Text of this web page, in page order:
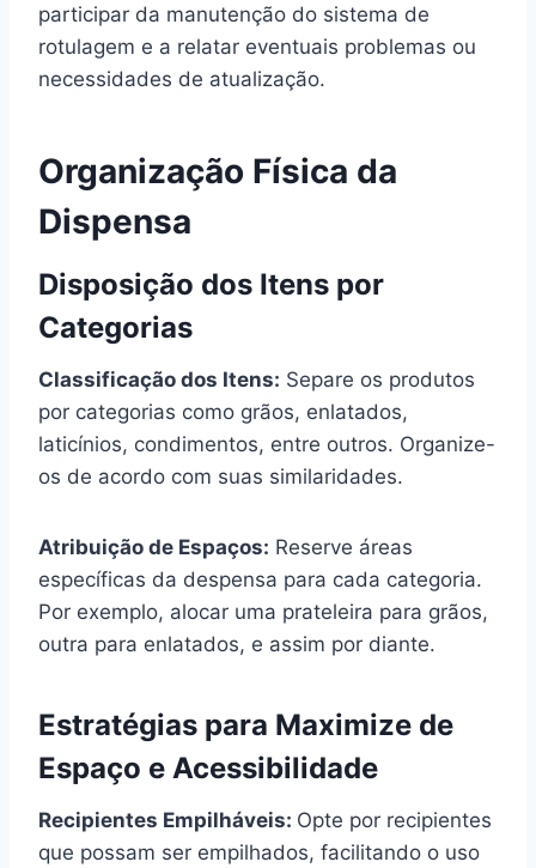
participar da manutenção do sistema de
rotulagem e a relatar eventuais problemas ou
necessidades de atualização.
Organização Física da
Dispensa
Disposição dos Itens por
Categorias
Classificação dos Itens: Separe os produtos
por categorias como grãos, enlatados,
laticínios, condimentos, entre outros. Organize-
os de acordo com suas similaridades.
Atribuição de Espaços: Reserve áreas
específicas da despensa para cada categoria.
Por exemplo, alocar uma prateleira para grãos,
outra para enlatados, e assim por diante.
Estratégias para Maximize de
Espaço e Acessibilidade
Recipientes Empilháveis: Opte por recipientes
que possam ser empilhados, facilitando o uso